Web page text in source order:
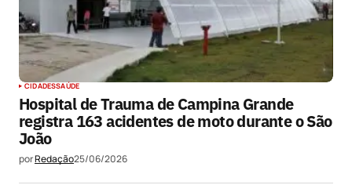
CIDADESSAÚDE
Hospital de Trauma de Campina Grande
registra 163 acidentes de moto durante o São
João
porRedação25/06/2026